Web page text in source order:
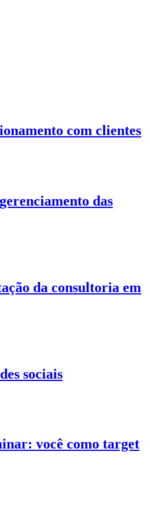
com clientes
das
da consultoria em
sociais
você como target